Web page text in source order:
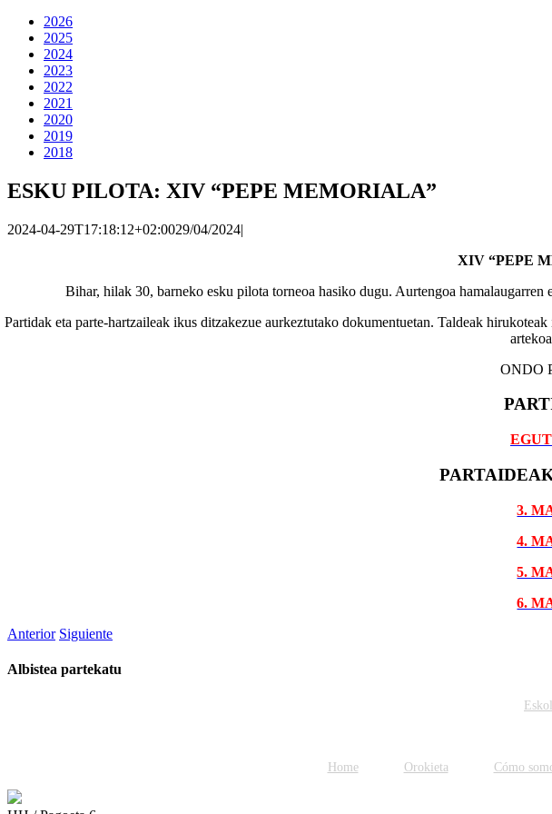
2026
2025
2024
2023
2022
2021
2020
2019
2018
ESKU PILOTA: XIV “PEPE MEMORIALA”
2024-04-29T17:18:12+02:0029/04/2024|
XIV “PEPE
Bihar, hilak 30, barneko esku pilota torneoa hasiko dugu. Aurtengoa
Partidak eta parte-hartzaileak ikus ditzakezue aurkeztutako dokumentuetan. Taldeak
ONDO
3.
4.
5.
6.
Anterior Siguiente
Albistea partekatu
Home Orokieta Cómo